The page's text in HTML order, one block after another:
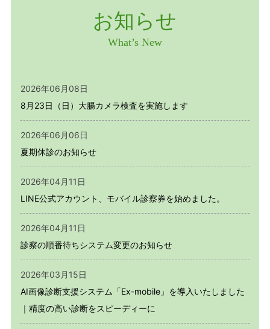
お知らせ
What’s New
2026年06月08日
8月23日（日）大腸カメラ検査を実施します
2026年06月06日
夏期休診のお知らせ
2026年04月11日
LINE公式アカウント、モバイル診察券を始めました。
2026年04月11日
診察の順番待ちシステム変更のお知らせ
2026年03月15日
AI画像診断支援システム「Ex-mobile」を導入いたしました
｜精度の高い診断をスピーディーに